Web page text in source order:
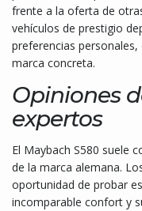
frente a la oferta de
vehículos de prestigio
preferencias
marca concreta.
Opiniones
expertos
El Maybach S580 suele
de la marca alemana.
oportunidad de probar
incomparable confort y